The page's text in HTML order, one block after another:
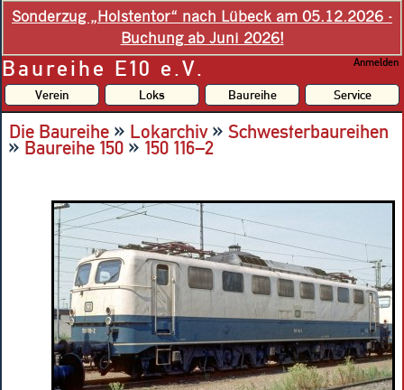
Sonderzug „Holstentor“ nach Lübeck am 05.12.2026 -
Buchung ab Juni 2026!
Baureihe E10 e.V. Anmelden
Verein Loks Baureihe Service
Die Baureihe » Lokarchiv» Schwesterbaureihen
»Baureihe 150 »150 116–2